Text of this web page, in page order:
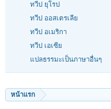
ทวีป ยุโรป
ทวีป ออสเตรเลีย
ทวีป อเมริกา
ทวีป เอเซีย
แปลธรรมะเป็นภาษาอื่นๆ
หน้าแรก